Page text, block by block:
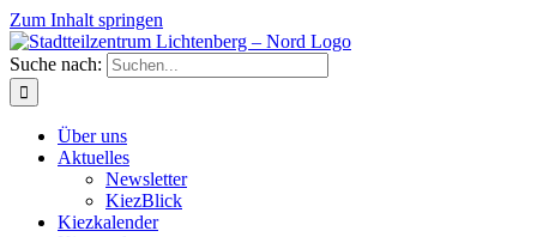
Zum Inhalt springen
Suche nach:
Über uns
Aktuelles
Newsletter
KiezBlick
Kiezkalender